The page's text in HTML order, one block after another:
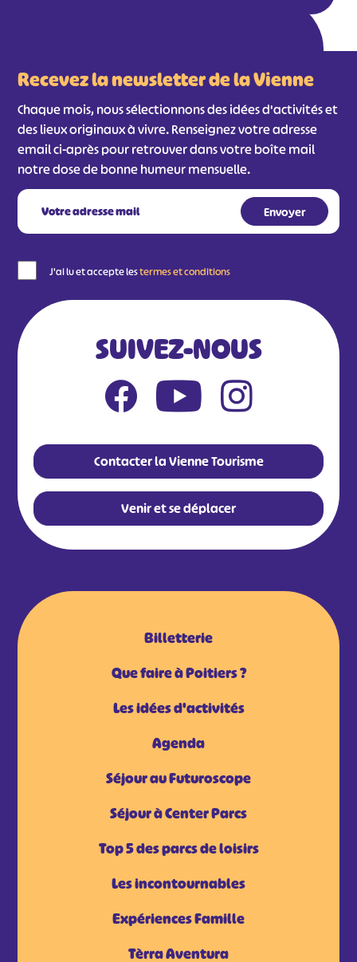
Recevez la newsletter de la Vienne
Chaque mois, nous sélectionnons des idées d'activités et
des lieux originaux à vivre. Renseignez votre adresse
email ci-après pour retrouver dans votre boîte mail
notre dose de bonne humeur mensuelle.
J'ai lu et accepte lestermes et conditions
SUIVEZ-NOUS
Contacter la Vienne Tourisme
Venir et se déplacer
Billetterie
Que faire à Poitiers ?
Les idées d'activités
Agenda
Séjour au Futuroscope
Séjour à Center Parcs
Top 5 des parcs de loisirs
Les incontournables
Expériences Famille
Tèrra Aventura
#